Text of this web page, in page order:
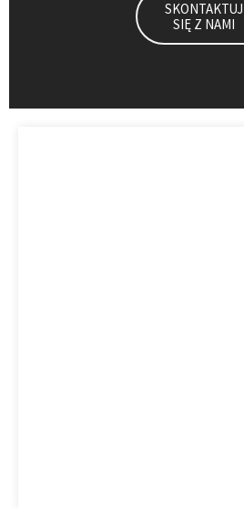
SKONTAKTUJ
SIĘ Z NAMI